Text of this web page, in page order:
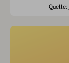
Quelle: